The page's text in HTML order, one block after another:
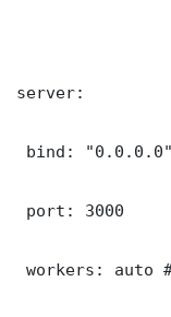
server:
bind: "0.0.0.0"
port: 3000
workers: auto